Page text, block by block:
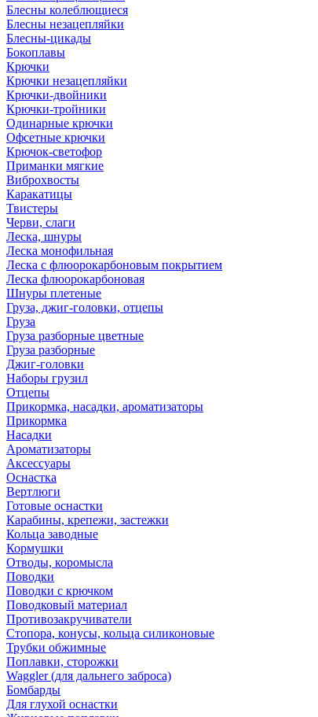
Блесны колеблющиеся
Блесны незацепляйки
Блесны-цикады
Бокоплавы
Крючки
Крючки незацепляйки
Крючки-двойники
Крючки-тройники
Одинарные крючки
Офсетные крючки
Крючок-светофор
Приманки мягкие
Виброхвосты
Каракатицы
Твистеры
Черви, слаги
Леска, шнуры
Леска монофильная
Леска с флюорокарбоновым покрытием
Леска флюорокарбоновая
Шнуры плетеные
Груза, джиг-головки, отцепы
Груза
Груза разборные цветные
Груза разборные
Джиг-головки
Наборы грузил
Отцепы
Прикормка, насадки, ароматизаторы
Прикормка
Насадки
Ароматизаторы
Аксессуары
Оснастка
Вертлюги
Готовые оснастки
Карабины, крепежи, застежки
Кольца заводные
Кормушки
Отводы, коромысла
Поводки
Поводки с крючком
Поводковый материал
Противозакручиватели
Стопора, конусы, кольца силиконовые
Трубки обжимные
Поплавки, сторожки
Waggler (для дальнего заброса)
Бомбарды
Для глухой оснастки